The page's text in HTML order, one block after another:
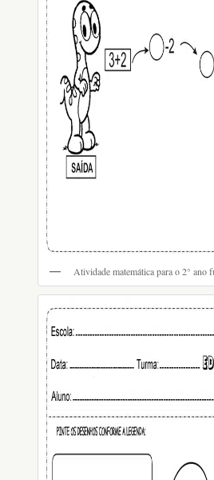
Atividade matemática para o 2° ano